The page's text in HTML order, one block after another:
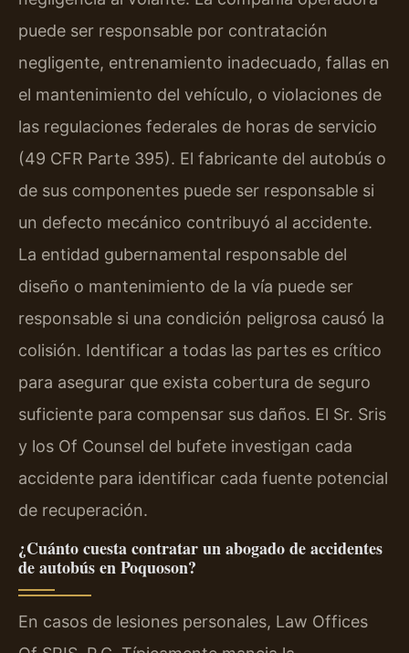
puede ser responsable por contratación
negligente, entrenamiento inadecuado, fallas en
el mantenimiento del vehículo, o violaciones de
las regulaciones federales de horas de servicio
(49 CFR Parte 395). El fabricante del autobús o
de sus componentes puede ser responsable si
un defecto mecánico contribuyó al accidente.
La entidad gubernamental responsable del
diseño o mantenimiento de la vía puede ser
responsable si una condición peligrosa causó la
colisión. Identificar a todas las partes es crítico
para asegurar que exista cobertura de seguro
suficiente para compensar sus daños. El Sr. Sris
y los Of Counsel del bufete investigan cada
accidente para identificar cada fuente potencial
de recuperación.
¿Cuánto cuesta contratar un abogado de accidentes
de autobús en Poquoson?
En casos de lesiones personales, Law Offices